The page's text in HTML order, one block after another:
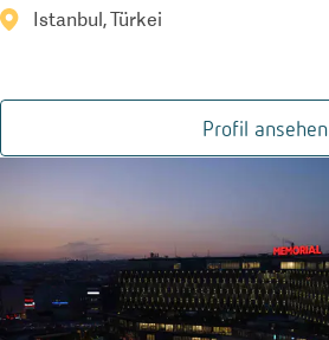
Istanbul, Türkei
Profil ansehen